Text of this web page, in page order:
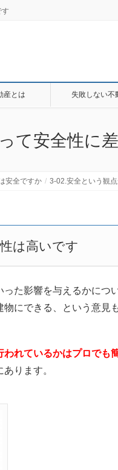
産とは 失敗しない不
て安全性に
安全ですか 3-02.安全という観
は高いです
た影響を与えるかにつ
にできる、という意見
れているかはプロでも
ります。